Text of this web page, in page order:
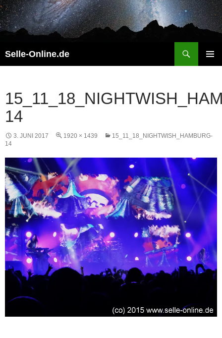
Zum
Inhalt
springen
Selle-Online.de
14
3. JUNI 2017 1920 × 1439
15_11_18_NIGHTWISH_HAMBURG-
14